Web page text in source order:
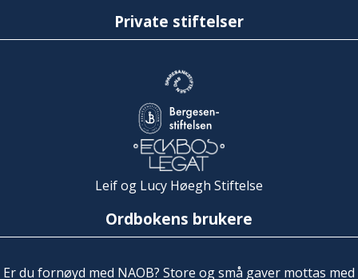
Private stiftelser
Leif og Lucy Høegh Stiftelse
Ordbokens brukere
Er du fornøyd med NAOB? Store og små gaver mottas med